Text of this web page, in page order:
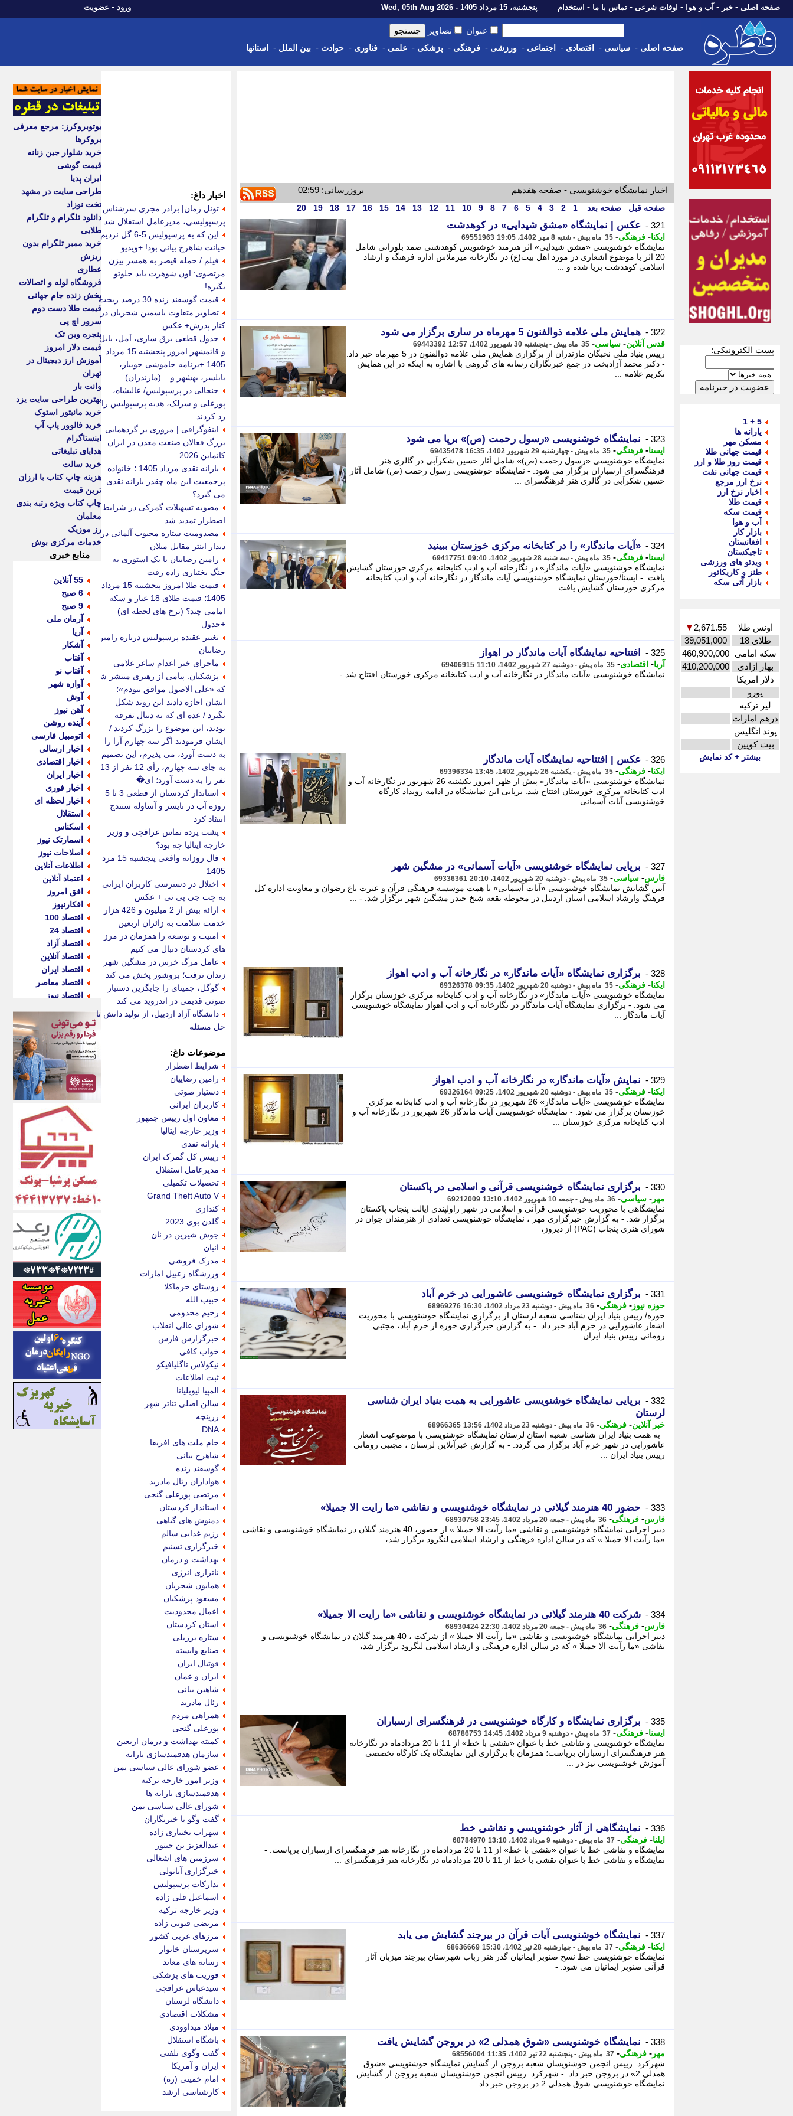
صفحه اصلی - خبر - آب و هوا - اوقات شرعی - تماس با ما - استخدام پنجشنبه، 15 مرداد 1405 - Wed, 05th Aug 2026 ورود - عضویت
عنوان تصاویر
صفحه اصلی - سیاسی - اقتصادی - اجتماعی - ورزشی - فرهنگی - پزشکی - علمی - فناوری - حوادث - بین الملل - استانها
پست الکترونیکی:
5 + 1
یارانه ها
مسکن مهر
قیمت جهانی طلا
قیمت روز طلا و ارز
قیمت جهانی نفت
نرخ ارز مرجع
اخبار نرخ ارز
قیمت طلا
قیمت سکه
آب و هوا
بازار کار
افغانستان
تاجیکستان
ویدئو های ورزشی
طنز و کاریکاتور
بازار آتی سکه
اونس طلا 2,671.55
▼
طلای 18
39,051,000
سکه امامی 460,900,000
بهار ازادی
410,200,000
دلار امریکا
یورو
لیر ترکیه
درهم امارات
پوند انگلیس
بیت کویین
بیشتر + کد نمایش
اخبار نمایشگاه خوشنویسی - صفحه هفدهم بروزرسانی: 02:59
صفحه قبل صفحه بعد 1
2
3
4
5
6
7
8
9
10
11
12
13
14
15
16
17
18
19
20
321 - عکس | نمایشگاه «مشق شیدایی» در کوهدشت
ایکنا- فرهنگی- 35 ماه پیش - شنبه 8 مهر 1402، 19:05 69551963
نمایشگاه خوشنویسی «مشق شیدایی» اثر هنرمند خوشنویس کوهدشتی صمد بلورانی شامل
20 اثر با موضوع اشعاری در مورد اهل بیت(ع) در نگارخانه میرملاس اداره فرهنگ و ارشاد
اسلامی کوهدشت برپا شده و ...
322 - همایش ملی علامه ذوالفنون 5 مهرماه در ساری برگزار می شود
قدس آنلاین- سیاسی- 35 ماه پیش - پنجشنبه 30 شهریور 1402، 12:57 69443392
رییس بنیاد ملی نخبگان مازندران از برگزاری همایش ملی علامه ذوالفنون در 5 مهرماه خبر داد.
- دکتر محمد آزادبخت در جمع خبرنگاران رسانه های گروهی با اشاره به اینکه در این همایش
تکریم علامه ...
323 - نمایشگاه خوشنویسی «رسول رحمت (ص)» برپا می شود
ایسنا- فرهنگی- 35 ماه پیش - چهارشنبه 29 شهریور 1402، 16:35 69435478
نمایشگاه خوشنویسی «رسول رحمت (ص)» شامل آثار حسین شکرآبی در گالری هنر
فرهنگسرای ارسباران برگزار می شود. - نمایشگاه خوشنویسی رسول رحمت (ص) شامل آثار
حسین شکرآبی در گالری هنر فرهنگسرای ...
324 - «آیات ماندگار» را در کتابخانه مرکزی خوزستان ببینید
ایسنا- فرهنگی- 35 ماه پیش - سه شنبه 28 شهریور 1402، 09:40 69417751
نمایشگاه خوشنویسی «آیات ماندگار» در نگارخانه آب و ادب کتابخانه مرکزی خوزستان گشایش
یافت. - ایسنا/خوزستان نمایشگاه خوشنویسی آیات ماندگار در نگارخانه آب و ادب کتابخانه
مرکزی خوزستان گشایش یافت.
325 - افتتاحیه نمایشگاه آیات ماندگار در اهواز
آریا- اقتصادی- 35 ماه پیش - دوشنبه 27 شهریور 1402، 11:10 69406915
نمایشگاه خوشنویسی «آیات ماندگار در نگارخانه آب و ادب کتابخانه مرکزی خوزستان افتتاح شد -
326 - عکس | افتتاحیه نمایشگاه آیات ماندگار
ایکنا- فرهنگی- 35 ماه پیش - یکشنبه 26 شهریور 1402، 13:45 69396334
نمایشگاه خوشنویسی «آیات ماندگار» پیش از ظهر امروز یکشنبه 26 شهریور در نگارخانه آب و
ادب کتابخانه مرکزی خوزستان افتتاح شد. برپایی این نمایشگاه در ادامه رویداد کارگاه
خوشنویسی آیات آسمانی ...
327 - برپایی نمایشگاه خوشنویسی «آیات آسمانی» در مشگین شهر
فارس- سیاسی- 35 ماه پیش - دوشنبه 20 شهریور 1402، 20:10 69336361
آیین گشایش نمایشگاه خوشنویسی «آیات آسمانی» با همت موسسه فرهنگی قرآن و عترت باغ رضوان و معاونت اداره کل
فرهنگ وارشاد اسلامی استان اردبیل در محوطه بقعه شیخ حیدر مشگین شهر برگزار شد. - ...
328 - برگزاری نمایشگاه «آیات ماندگار» در نگارخانه آب و ادب اهواز
ایکنا- فرهنگی- 35 ماه پیش - دوشنبه 20 شهریور 1402، 09:35 69326378
نمایشگاه خوشنویسی «آیات ماندگار» در نگارخانه آب و ادب کتابخانه مرکزی خوزستان برگزار
می شود. - برگزاری نمایشگاه آیات ماندگار در نگارخانه آب و ادب اهواز نمایشگاه خوشنویسی
آیات ماندگار ...
329 - نمایش «آیات ماندگار» در نگارخانه آب و ادب اهواز
ایکنا- فرهنگی- 35 ماه پیش - دوشنبه 20 شهریور 1402، 09:25 69326164
نمایشگاه خوشنویسی «آیات ماندگار» 26 شهریور در نگارخانه آب و ادب کتابخانه مرکزی
خوزستان برگزار می شود. - نمایشگاه خوشنویسی آیات ماندگار 26 شهریور در نگارخانه آب و
ادب کتابخانه مرکزی خوزستان ...
330 - برگزاری نمایشگاه خوشنویسی قرآنی و اسلامی در پاکستان
مهر - سیاسی- 36 ماه پیش - جمعه 10 شهریور 1402، 13:10 69212009
نمایشگاهی با محوریت خوشنویسی قرآنی و اسلامی در شهر راولپندی ایالت پنجاب پاکستان
برگزار شد. - به گزارش خبرگزاری مهر ، نمایشگاه خوشنویسی تعدادی از هنرمندان جوان در
شورای هنری پنجاب (PAC) از دیروز،
331 - برگزاری نمایشگاه خوشنویسی عاشورایی در خرم آباد
حوزه نیوز - فرهنگی- 36 ماه پیش - دوشنبه 23 مرداد 1402، 16:30 68969276
حوزه/ رییس بنیاد ایران شناسی شعبه لرستان از برگزاری نمایشگاه خوشنویسی با محوریت
اشعار عاشورایی در خرم آباد خبر داد. - به گزارش خبرگزاری حوزه از خرم آباد، مجتبی
رومانی رییس بنیاد ایران ...
332 -
برپایی نمایشگاه خوشنویسی عاشورایی به همت بنیاد ایران شناسی
لرستان
خبر آنلاین- فرهنگی- 36 ماه پیش - دوشنبه 23 مرداد 1402، 13:56 68966365
به همت بنیاد ایران شناسی شعبه استان لرستان نمایشگاه خوشنویسی با موضوعیت اشعار
عاشورایی در شهر خرم آباد برگزار می گردد. - به گزارش خبرآنلاین لرستان ، مجتبی رومانی
رییس بنیاد ایران ...
333 - حضور 40 هنرمند گیلانی در نمایشگاه خوشنویسی و نقاشی «ما رایت الا جمیلا»
فارس- فرهنگی- 36 ماه پیش - جمعه 20 مرداد 1402، 23:45 68930758
دبیر اجرایی نمایشگاه خوشنویسی و نقاشی «ما رآیت الا جمیلا » از حضور، 40 هنرمند گیلان در نمایشگاه خوشنویسی و نقاشی
«ما رآیت الا جمیلا » که در سالن اداره فرهنگی و ارشاد اسلامی لنگرود برگزار شد،
334 - شرکت 40 هنرمند گیلانی در نمایشگاه خوشنویسی و نقاشی «ما رایت الا جمیلا»
فارس- فرهنگی- 36 ماه پیش - جمعه 20 مرداد 1402، 22:30 68930424
دبیر اجرایی نمایشگاه خوشنویسی و نقاشی «ما رآیت الا جمیلا » از شرکت ، 40 هنرمند گیلان در نمایشگاه خوشنویسی و
نقاشی «ما رآیت الا جمیلا » که در سالن اداره فرهنگی و ارشاد اسلامی لنگرود برگزار شد،
335 - برگزاری نمایشگاه و کارگاه خوشنویسی در فرهنگسرای ارسباران
ایسنا- فرهنگی- 37 ماه پیش - دوشنبه 9 مرداد 1402، 14:45 68786753
نمایشگاه خوشنویسی و نقاشی خط با عنوان «نقشی با خط» از 11 تا 20 مردادماه در نگارخانه
هنر فرهنگسرای ارسباران برپاست؛ همزمان با برگزاری این نمایشگاه یک کارگاه تخصصی
آموزش خوشنویسی نیز در ...
336 - نمایشگاهی از آثار خوشنویسی و نقاشی خط
ایلنا- فرهنگی- 37 ماه پیش - دوشنبه 9 مرداد 1402، 13:10 68784970
نمایشگاه و نقاشی خط با عنوان «نقشی با خط» از 11 تا 20 مردادماه در نگارخانه هنر فرهنگسرای ارسباران برپاست. -
نمایشگاه و نقاشی خط با عنوان نقشی با خط از 11 تا 20 مردادماه در نگارخانه هنر فرهنگسرای ...
337 - نمایشگاه خوشنویسی آیات قرآن در بیرجند گشایش می یابد
ایکنا- فرهنگی- 37 ماه پیش - چهارشنبه 28 تیر 1402، 15:30 68636669
نمایشگاه خوشنویسی خط نسخ صنوبر ایمانیان گذر هنر رباب شهرستان بیرجند میزبان آثار
قرآنی صنوبر ایمانیان می شود. -
338 - نمایشگاه خوشنویسی «شوق همدلی 2» در بروجن گشایش یافت
مهر - فرهنگی- 37 ماه پیش - پنجشنبه 22 تیر 1402، 11:35 68556004
شهرکرد_رییس انجمن خوشنویسان شعبه بروجن از گشایش نمایشگاه خوشنویسی «شوق
همدلی 2» در بروجن خبر داد. - شهرکرد_رییس انجمن خوشنویسان شعبه بروجن از گشایش
نمایشگاه خوشنویسی شوق همدلی 2 در بروجن خبر داد.
اخبار داغ:
تونل زمان| برادر مجری سرشناس
پرسپولیسی، مدیرعامل استقلال شد
این که به پرسپولیس 5-6 گل نزدیم
خیانت شاهرخ بیانی بود! +ویدیو
فیلم / حمله قیصر به همسر بیژن
مرتضوی: اون شوهرت باید جلوتو
بگیره!
قیمت گوسفند زنده 30 درصد ریخت
تصاویر متفاوت یاسمین شجریان در
کنار پدرش+ عکس
جدول قطعی برق ساری، آمل، بابل
و قائمشهر امروز پنجشنبه 15 مرداد
1405 +برنامه خاموشی جویبار،
بابلسر، بهشهر و... (مازندران)
جنجالی در پرسپولیس/ عالیشاه،
پورعلی و سرلک، هدیه پرسپولیس را
رد کردند
اینفوگرافی | مروری بر گردهمایی
بزرگ فعالان صنعت معدن در ایران
کانماین 2026
یارانه نقدی مرداد 1405 ؛ خانواده
پرجمعیت این ماه چقدر یارانه نقدی
می گیرد؟
مصوبه تسهیلات گمرکی در شرایط
اضطرار تمدید شد
مصدومیت ستاره محبوب آلمانی در
دیدار اینتر مقابل میلان
رامین رضاییان با یک استوری به
جنگ بختیاری زاده رفت
قیمت طلا امروز پنجشنبه 15 مرداد
1405؛ قیمت طلای 18 عیار و سکه
امامی چند؟ (نرخ های لحظه ای)
+جدول
تغییر عقیده پرسپولیس درباره رامین
رضاییان
ماجرای خبر اعدام ساغر غلامی
پزشکیان: پیامی از رهبری منتشر شد
که «علی الاصول موافق نبودم»؛
ایشان اجازه دادند این روند شکل
بگیرد / عده ای که به دنبال تفرقه
بودند، این موضوع را بزرگ کردند /
ایشان فرمودند اگر سه چهارم آرا را
به دست آورد، می پذیرم، این تصمیم
به جای سه چهارم، رأی 12 نفر از 13
نفر را به دست آورد؛ ای�
استاندار کردستان از قطعی 3 تا 5
روزه آب در نایسر و آساوله سنندج
انتقاد کرد
پشت پرده تماس عراقچی و وزیر
خارجه ایتالیا چه بود؟
فال روزانه واقعی پنجشنبه 15 مرداد
1405
اختلال در دسترسی کاربران ایرانی
به چت جی پی تی + عکس
ارائه بیش از 2 میلیون و 426 هزار
خدمت سلامت به زائران اربعین
امنیت و توسعه را همزمان در مرز
های کردستان دنبال می کنیم
عامل مرگ خرس در مشگین شهر
زندان نرفت؛ بروشور پخش می کند
گوگل، جمینای را جایگزین دستیار
صوتی قدیمی در اندروید می کند
دانشگاه آزاد اردبیل، از تولید دانش تا
حل مسئله
موضوعات داغ:
شرایط اضطرار
رامین رضاییان
دستیار صوتی
کاربران ایرانی
معاون اول رییس جمهور
وزیر خارجه ایتالیا
یارانه نقدی
رییس کل گمرک ایران
مدیرعامل استقلال
تحصیلات تکمیلی
Grand Theft Auto V
کندازی
گلدن بوی 2023
جوش شیرین در نان
انبان
مدرک فروشی
ورزشگاه زعبیل امارات
روستای خرماکلا
حبیب الله
رحیم مخدومی
شورای عالی انقلاب
خبرگزارس فارس
خواب کافی
نیکولاس تاگلیافیکو
ثبت اطلاعات
المپیا لیوبلیانا
سالن اصلی تئاتر شهر
زرینچه
DNA
جام ملت های افریقا
شاهرخ بیانی
گوسفند زنده
هواداران رئال مادرید
مرتضی پورعلی گنجی
استاندار کردستان
دمنوش های گیاهی
رژیم غذایی سالم
خبرگزاری تسنیم
بهداشت و درمان
ناترازی انرژی
همایون شجریان
مسعود پزشکیان
اعمال محدودیت
استان کردستان
ستاره برزیلی
صنایع وابسته
فوتبال ایران
ایران و عمان
شاهین بیانی
رئال مادرید
همراهی مردم
پورعلی گنجی
کمیته بهداشت و درمان اربعین
سازمان هدفمندسازی یارانه
عضو شورای عالی سیاسی یمن
وزیر امور خارجه ترکیه
هدفمندسازی یارانه ها
شورای عالی سیاسی یمن
گفت وگو با خبرنگاران
سهراب بختیاری زاده
عبدالعزیز بن حبتور
سرزمین های اشغالی
خبرگزاری آناتولی
تدارکات پرسپولیس
اسماعیل قلی زاده
وزیر خارجه ترکیه
مرتضی فنونی زاده
مرزهای غربی کشور
سرپرستان خانوار
رسانه های معاند
فوریت های پزشکی
سیدعباس عراقچی
دانشگاه لرستان
مشکلات اقتصادی
میلاد میداوودی
باشگاه استقلال
گفت وگوی تلفنی
ایران و آمریکا
امام خمینی (ره)
کارشناسی ارشد
یوتوبروکرز: مرجع معرفی
بروکرها
خرید شلوار جین زنانه
قیمت گوشی
ایران پدیا
طراحی سایت در مشهد
تخت نوزاد
دانلود تلگرام و تلگرام
طلایی
خرید ممبر تلگرام بدون
ریزش
عطاری
فروشگاه لوله و اتصالات
پخش زنده جام جهانی
قیمت طلا دست دوم
سرور اچ پی
پنجره وین تک
قیمت دلار امروز
آموزش ارز دیجیتال در
تهران
وانت بار
بهترین طراحی سایت یزد
خرید مانیتور استوک
خرید فالوور پاپ آپ
اینستاگرام
هدایای تبلیغاتی
خرید سالت
هزینه چاپ کتاب با ارزان
ترین قیمت
چاپ کتاب ویژه رتبه بندی
معلمان
رز موزیک
خدمات مرکزی بوش
منابع خبری
55 آنلاین
6 صبح
9 صبح
آرمان ملی
آریا
آشکار
آفتاب
آفتاب نو
آوازه شهر
آوش
آهن نیوز
آینده روشن
اتومبیل فارسی
اخبار ارسالی
اخبار اقتصادی
اخبار ایران
اخبار فوری
اخبار لحظه ای
استقلال
اسکناس
اسمارتک نیوز
اصلاحات نیوز
اطلاعات آنلاین
اعتماد آنلاین
افق امروز
افکارنیوز
اقتصاد 100
اقتصاد 24
اقتصاد آزاد
اقتصاد آنلاین
اقتصاد ایران
اقتصاد معاصر
اقتصاد نیوز
اکوفارس
اکونگار
اکونیوز
الف
انتشار آنلاین
اندیشه قرن
اندیشه معاصر
اندیشه ها
انرژی پرس
ای استخدام
ایتنا
ایراف
ایران آرت
ایران آنلاین
ایران زندگی
ایران فوری
ایرانی روز
ایرانیتال
ایرنا
ایسکانیوز
ایسنا
ایکنا
ایلنا
اینتیتر
ایونا نیوز
بازتاب آنلاین
باشگاه خبرنگاران
باغستان نیوز
بامبوک
ببین و بخون
بدینسان
بنکر